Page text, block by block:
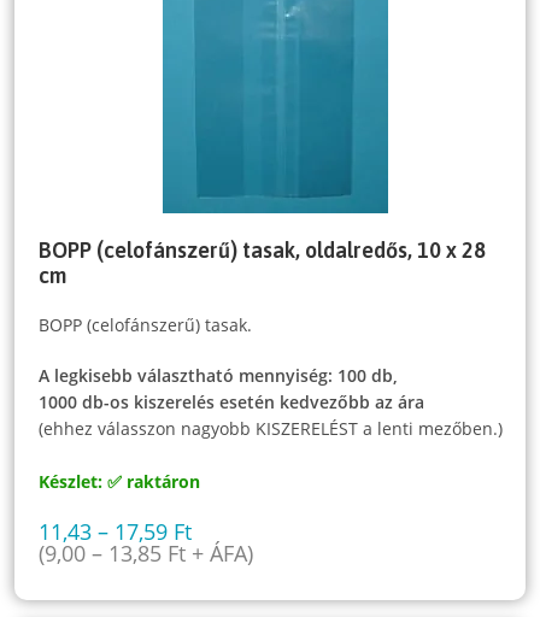
BOPP (celofánszerű) tasak, oldalredős, 10 x 28
cm
BOPP (celofánszerű) tasak.
A legkisebb választható mennyiség: 100 db,
1000 db-os kiszerelés esetén kedvezőbb az ára
(ehhez válasszon nagyobb KISZERELÉST a lenti mezőben.)
Készlet: ✅ raktáron
11,43– 17,59 Ft
(9,00– 13,85 Ft + ÁFA)